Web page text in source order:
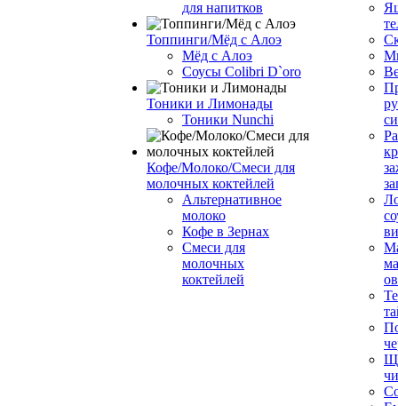
для напитков
Топпинги/Мёд с Алоэ
Мёд с Алоэ
Соусы Colibri D`oro
Тоники и Лимонады
Тоники Nunchi
Кофе/Молоко/Смеси для
молочных коктейлей
Альтернативное
молоко
Кофе в Зернах
Смеси для
молочных
коктейлей